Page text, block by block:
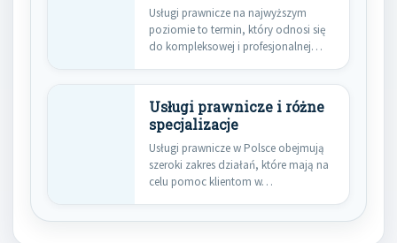
Usługi prawnicze na najwyższym
poziomie to termin, który odnosi się
do kompleksowej i profesjonalnej
Usługi prawnicze i różne
specjalizacje
Usługi prawnicze w Polsce obejmują
szeroki zakres działań, które mają na
celu pomoc klientom w…